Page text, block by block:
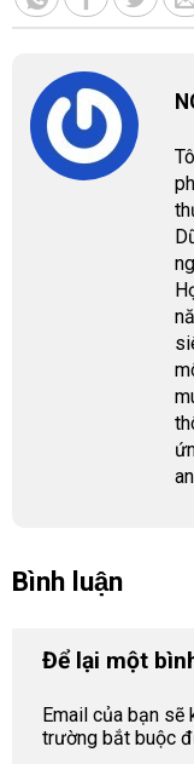
Bình luận
Để lại một
Email của bạn sẽ
trường bắt buộc